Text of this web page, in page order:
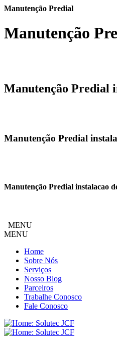
Manutenção Predial
Manutenção
Manutenção Predial
Manutenção Predial
Manutenção Predial instalacao
MENU
MENU
Home
Sobre Nós
Serviços
Nosso Blog
Parceiros
Trabalhe Conosco
Fale Conosco